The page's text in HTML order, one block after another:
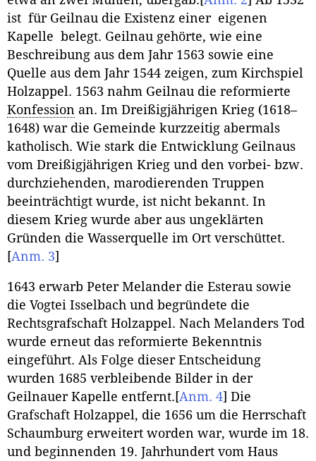
ist für Geilnau die Existenz einer eigenen
Kapelle belegt. Geilnau gehörte, wie eine
Beschreibung aus dem Jahr 1563 sowie eine
Quelle aus dem Jahr 1544 zeigen, zum Kirchspiel
Holzappel. 1563 nahm Geilnau die reformierte
Konfession an. Im Dreißigjährigen Krieg (1618–
1648) war die Gemeinde kurzzeitig abermals
katholisch. Wie stark die Entwicklung Geilnaus
vom Dreißigjährigen Krieg und den vorbei- bzw.
durchziehenden, marodierenden Truppen
beeinträchtigt wurde, ist nicht bekannt. In
diesem Krieg wurde aber aus ungeklärten
Gründen die Wasserquelle im Ort verschüttet.
[Anm. 3]
1643 erwarb Peter Melander die Esterau sowie
die Vogtei Isselbach und begründete die
Rechtsgrafschaft Holzappel. Nach Melanders Tod
wurde erneut das reformierte Bekenntnis
eingeführt. Als Folge dieser Entscheidung
wurden 1685 verbleibende Bilder in der
Geilnauer Kapelle entfernt. [Anm. 4] Die
Grafschaft Holzappel, die 1656 um die Herrschaft
Schaumburg erweitert worden war, wurde im 18.
und beginnenden 19. Jahrhundert vom Haus